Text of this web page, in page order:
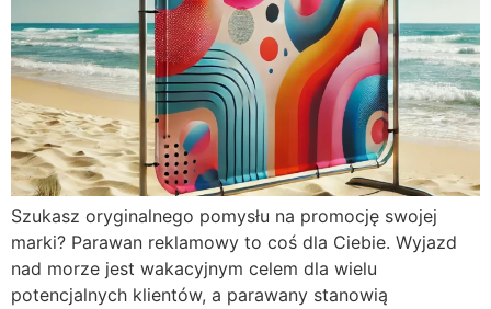
Szukasz oryginalnego pomysłu na promocję swojej
marki? Parawan reklamowy to coś dla Ciebie. Wyjazd
nad morze jest wakacyjnym celem dla wielu
potencjalnych klientów, a parawany stanowią